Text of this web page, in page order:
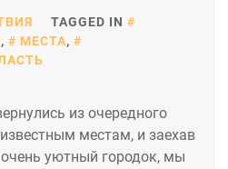
TAGGED IN
, МЕСТА,
из очередного
местам, и заехав
уютный городок, мы